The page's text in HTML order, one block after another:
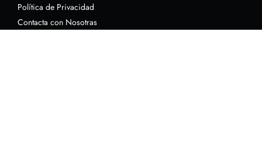
Política de Privacidad
Contacta con Nosotras